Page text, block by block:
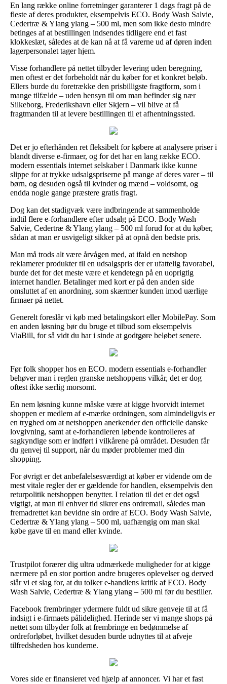
En lang række online forretninger garanterer 1 dags fragt på de
fleste af deres produkter, eksempelvis ECO. Body Wash Salvie,
Cedertræ & Ylang ylang – 500 ml, men som ikke desto mindre
betinges af at bestillingen indsendes tidligere end et fast
klokkeslæt, således at de kan nå at få varerne ud af døren inden
lagerpersonalet tager hjem.
Visse forhandlere på nettet tilbyder levering uden beregning,
men oftest er det forbeholdt når du køber for et konkret beløb.
Ellers burde du foretrække den prisbilligste fragtform, som i
mange tilfælde – uden hensyn til om man befinder sig nær
Silkeborg, Frederikshavn eller Skjern – vil blive at få
fragtmanden til at levere bestillingen til et afhentningssted.
Det er jo efterhånden ret fleksibelt for købere at analysere priser i
blandt diverse e-firmaer, og for det har en lang række ECO.
modern essentials internet selskaber i Danmark ikke kunne
slippe for at trykke udsalgspriserne på mange af deres varer – til
børn, og desuden også til kvinder og mænd – voldsomt, og
endda nogle gange præstere gratis fragt.
Dog kan det stadigvæk være indbringende at sammenholde
indtil flere e-forhandlere efter udsalg på ECO. Body Wash
Salvie, Cedertræ & Ylang ylang – 500 ml forud for at du køber,
sådan at man er usvigeligt sikker på at opnå den bedste pris.
Man må trods alt være årvågen med, at ifald en netshop
reklamerer produkter til en udsalgspris der er ufattelig favorabel,
burde det for det meste være et kendetegn på en uoprigtig
internet handler. Betalinger med kort er på den anden side
omsluttet af en anordning, som skærmer kunden imod uærlige
firmaer på nettet.
Generelt foreslår vi køb med betalingskort eller MobilePay. Som
en anden løsning bør du bruge et tilbud som eksempelvis
ViaBill, for så vidt du har i sinde at godtgøre beløbet senere.
Før folk shopper hos en ECO. modern essentials e-forhandler
behøver man i reglen granske netshoppens vilkår, det er dog
oftest ikke særlig morsomt.
En nem løsning kunne måske være at kigge hvorvidt internet
shoppen er medlem af e-mærke ordningen, som almindeligvis er
en tryghed om at netshoppen anerkender den officielle danske
lovgivning, samt at e-forhandleren løbende kontrolleres af
sagkyndige som er indført i vilkårene på området. Desuden får
du genvej til support, når du møder problemer med din
shopping.
For øvrigt er det anbefalelsesværdigt at køber er vidende om de
mest vitale regler der er gældende for handlen, eksempelvis den
returpolitik netshoppen benytter. I relation til det er det også
vigtigt, at man til enhver tid sikrer ens ordremail, således man
fremadrettet kan bevidne sin ordre af ECO. Body Wash Salvie,
Cedertræ & Ylang ylang – 500 ml, uafhængig om man skal
købe gave til en mand eller kvinde.
Trustpilot forærer dig ultra udmærkede muligheder for at kigge
nærmere på en stor portion andre brugeres oplevelser og derved
slår vi et slag for, at du tolker e-handlens kritik af ECO. Body
Wash Salvie, Cedertræ & Ylang ylang – 500 ml før du bestiller.
Facebook frembringer ydermere fuldt ud sikre genveje til at få
indsigt i e-firmaets pålidelighed. Herinde ser vi mange shops på
nettet som tilbyder folk at frembringe en bedømmelse af
ordreforløbet, hvilket desuden burde udnyttes til at afveje
tilfredsheden hos kunderne.
Vores side er finansieret ved hjælp af annoncer. Vi har et fast